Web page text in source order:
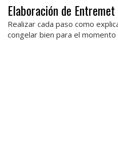
Elaboración de
Realizar cada paso como
congelar bien para el momento